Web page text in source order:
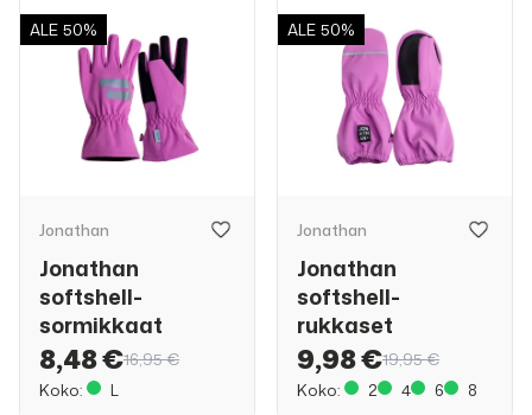
ALE 50%
Jonathan
Jonathan
softshell-
sormikkaat
8,48 €16,95 €
Koko:
L
ALE 50%
Jonathan
Jonathan
softshell-
rukkaset
9,98 €19,95 €
Koko:
2 4 6 8